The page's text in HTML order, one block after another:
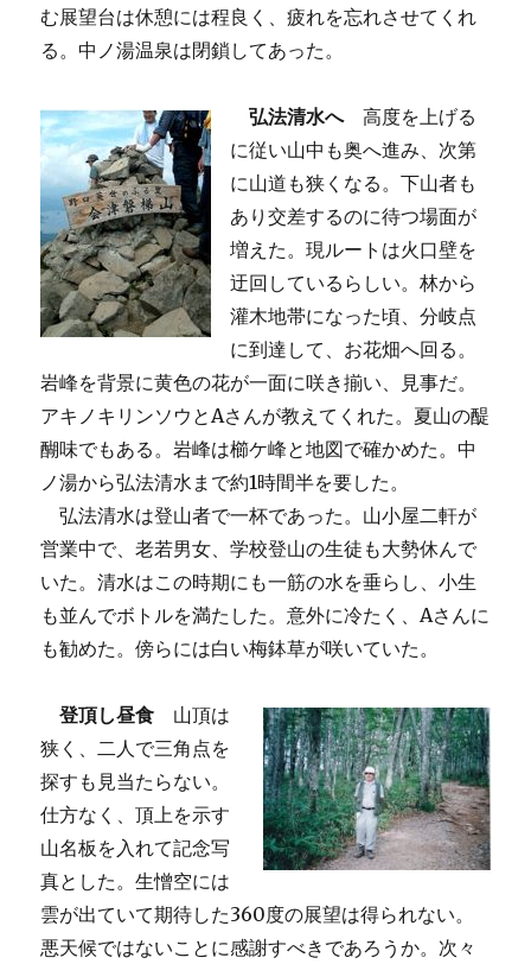
む展望台は休憩には程良く、疲れを忘れさせてくれ
る。中ノ湯温泉は閉鎖してあった。
弘法清水へ高度を上げる
に従い山中も奥へ進み、次第
に山道も狭くなる。下山者も
あり交差するのに待つ場面が
増えた。現ルートは火口壁を
迂回しているらしい。林から
灌木地帯になった頃、分岐点
に到達して、お花畑へ回る。
岩峰を背景に黄色の花が一面に咲き揃い、見事だ。
アキノキリンソウとAさんが教えてくれた。夏山の醍
醐味でもある。岩峰は櫛ケ峰と地図で確かめた。中
ノ湯から弘法清水まで約1時間半を要した。
弘法清水は登山者で一杯であった。山小屋二軒が
営業中で、老若男女、学校登山の生徒も大勢休んで
いた。清水はこの時期にも一筋の水を垂らし、小生
も並んでボトルを満たした。意外に冷たく、Aさんに
も勧めた。傍らには白い梅鉢草が咲いていた。
登頂し昼食 山頂は
狭く、二人で三角点を
探すも見当たらない。
仕方なく、頂上を示す
山名板を入れて記念写
真とした。生憎空には
雲が出ていて期待した360度の展望は得られない。
悪天候ではないことに感謝すべきであろうか。次々